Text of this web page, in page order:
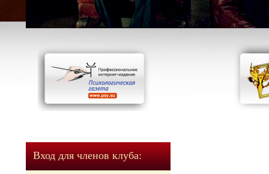
Вход для членов клуба: